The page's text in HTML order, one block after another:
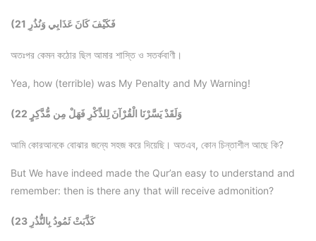
(21 فَكَيْفَ كَانَ عَذَابِي وَنُذُرِ
অতঃপর কেমন কঠোর ছিল আমার শাস্তি ও সতর্কবাণী।
Yea, how (terrible) was My Penalty and My Warning!
(22 وَلَقَدْ يَسَّرْنَا الْقُرْآنَ لِلذِّكْرِ فَهَلْ مِن مُّدَّكِرٍ
আমি কোরআনকে বোঝার জন্যে সহজ করে দিয়েছি। অতএব, কোন চিন্তাশীল আছে কি?
But We have indeed made the Qur’an easy to understand and
remember: then is there any that will receive admonition?
(23 كَذَّبَتْ ثَمُودُ بِالنُّذُرِ